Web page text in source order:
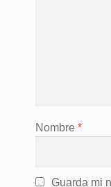
Nombre *
Guarda mi